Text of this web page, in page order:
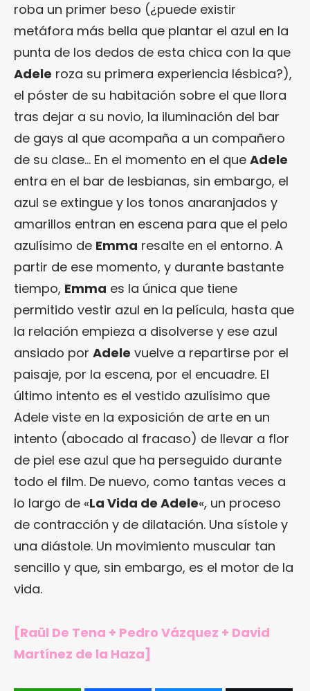
roba un primer beso (¿puede existir
metáfora más bella que plantar el azul en la
punta de los dedos de esta chica con la que
Adele roza su primera experiencia lésbica?),
el póster de su habitación sobre el que llora
tras dejar a su novio, la iluminación del bar
de gays al que acompaña a un compañero
de su clase… En el momento en el que Adele
entra en el bar de lesbianas, sin embargo, el
azul se extingue y los tonos anaranjados y
amarillos entran en escena para que el pelo
azulísimo de Emma resalte en el entorno. A
partir de ese momento, y durante bastante
tiempo, Emma es la única que tiene
permitido vestir azul en la película, hasta que
la relación empieza a disolverse y ese azul
ansiado por Adele vuelve a repartirse por el
paisaje, por la escena, por el encuadre. El
último intento es el vestido azulísimo que
Adele viste en la exposición de arte en un
intento (abocado al fracaso) de llevar a flor
de piel ese azul que ha perseguido durante
todo el film. De nuevo, como tantas veces a
lo largo de «La Vida de Adele«, un proceso
de contracción y de dilatación. Una sístole y
una diástole. Un movimiento muscular tan
sencillo y que, sin embargo, es el motor de la
vida.
[Raül De Tena + Pedro Vázquez + David
Martínez de la Haza]